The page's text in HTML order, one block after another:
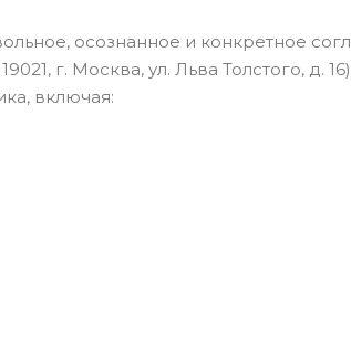
осознанное и конкретное
г. Москва, ул. Льва Толстого, д.
включая: